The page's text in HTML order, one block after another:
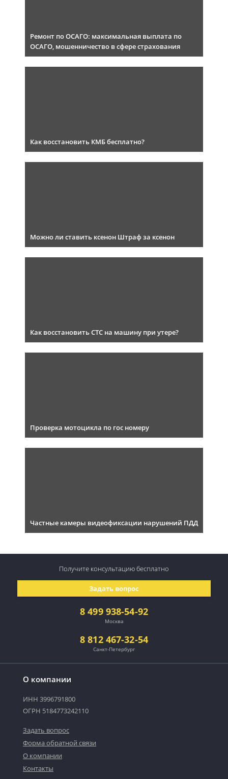
Ремонт по ОСАГО: максимальная выплата по
ОСАГО, мошенничество в сфере страхования
Как восстановить КМБ бесплатно?
Можно ли ставить ксенон Штраф за ксенон
Как восстановить СТС на машину при утере?
Проверка мотоцикла по гос номеру
Частные камеры видеофиксации нарушений ПДД
О компании
ИНН 3996791800
ОГРН 5184773242110
Задать вопрос
Форма обратной связи
О компании
Контакты
8 499 938-54-92
Москва
8 812 467-32-54
Санкт-Петербург
Задать вопрос
Получите консультациюбесплатно